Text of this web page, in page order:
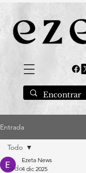
Entrada
Todo
Todo
Ezeta News
4 dic 2025